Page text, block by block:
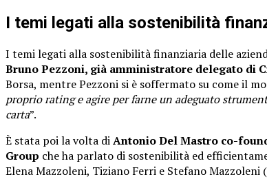
I temi legati alla sostenibilità
I temi legati alla sostenibilità finanziaria delle
Bruno Pezzoni, già amministratore delegato di
Borsa, mentre Pezzoni si è soffermato su come il
proprio rating e agire per farne un adeguato
carta”.
È stata poi la volta diAntonio Del Mastro co-
Group che ha parlato di sostenibilità ed
Elena Mazzoleni, Tiziano Ferri e Stefano